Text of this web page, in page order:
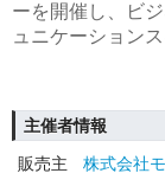
ーを開催し、ビ
ュニケーション
主催者情報
販売主
株式会社